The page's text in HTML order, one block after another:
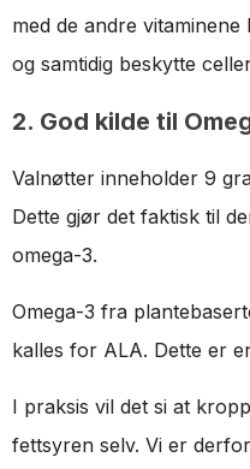
med de andre
og samtidig beskytte
2. God kilde til
Valnøtter inneholder 9
Dette gjør det faktisk til
omega-3.
Omega-3 fra
kalles for ALA. Dette er
I praksis vil det si at
fettsyren selv. Vi er